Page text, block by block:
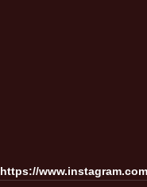
https://